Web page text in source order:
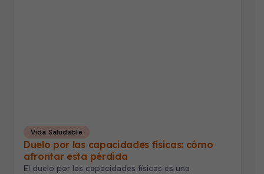
Vida Saludable
Duelo por las capacidades físicas: cómo
afrontar esta pérdida
El duelo por las capacidades físicas es una